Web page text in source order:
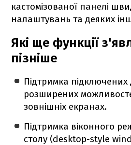
кастомізованої панелі
налаштувань та деяких
Які ще функції
пізніше
Підтримка підключених
розширених
зовнішніх екранах.
Підтримка віконного
столу (desktop-style